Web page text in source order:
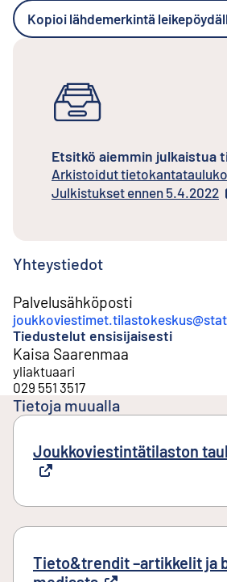
Kopioi lähdemerkintä
Etsitkö aiemmin julkaistua
Arkistoidut
Ulkoinen linkki
Julkistukset ennen 5.4.2022
Ulkoinen linkki
Yhteystiedot
Palvelusähköposti
Tiedustelut ensisijaisesti
Kaisa Saarenmaa
yliaktuaari
029 551 3517
Tietoja muualla
Joukkoviestintätilaston
Tieto&trendit –artikkelit ja